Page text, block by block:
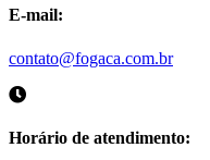
E-mail:
contato@fogaca.com.br
Horário de atendimento: